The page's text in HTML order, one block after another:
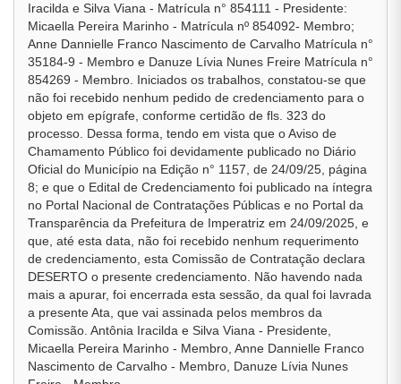
Iracilda e Silva Viana - Matrícula n° 854111 - Presidente:
Micaella Pereira Marinho - Matrícula nº 854092- Membro;
Anne Dannielle Franco Nascimento de Carvalho Matrícula n°
35184-9 - Membro e Danuze Lívia Nunes Freire Matrícula n°
854269 - Membro. Iniciados os trabalhos, constatou-se que
não foi recebido nenhum pedido de credenciamento para o
objeto em epígrafe, conforme certidão de fls. 323 do
processo. Dessa forma, tendo em vista que o Aviso de
Chamamento Público foi devidamente publicado no Diário
Oficial do Município na Edição n° 1157, de 24/09/25, página
8; e que o Edital de Credenciamento foi publicado na íntegra
no Portal Nacional de Contratações Públicas e no Portal da
Transparência da Prefeitura de Imperatriz em 24/09/2025, e
que, até esta data, não foi recebido nenhum requerimento
de credenciamento, esta Comissão de Contratação declara
DESERTO o presente credenciamento. Não havendo nada
mais a apurar, foi encerrada esta sessão, da qual foi lavrada
a presente Ata, que vai assinada pelos membros da
Comissão. Antônia Iracilda e Silva Viana - Presidente,
Micaella Pereira Marinho - Membro, Anne Dannielle Franco
Nascimento de Carvalho - Membro, Danuze Lívia Nunes